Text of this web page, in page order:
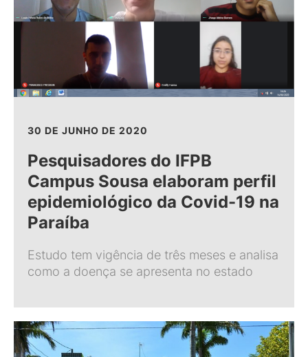
30 DE JUNHO DE 2020
Pesquisadores do IFPB
Campus Sousa elaboram perfil
epidemiológico da Covid-19 na
Paraíba
Estudo tem vigência de três meses e analisa
como a doença se apresenta no estado